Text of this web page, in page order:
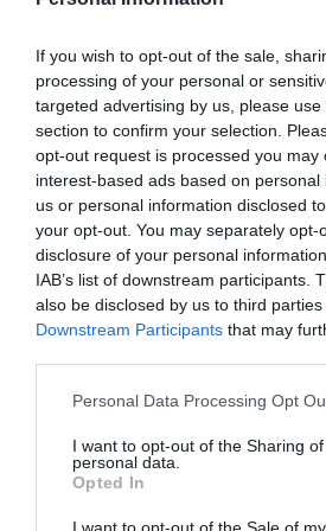
If you wish to opt-out of the sale,
processing of your personal or
targeted advertising by us, please
section to confirm your selection.
opt-out request is processed you may
interest-based ads based on
us or personal information disclosed
your opt-out. You may separately opt-
disclosure of your personal
IAB’s list of downstream participants.
also be disclosed by us to third
Downstream Participants that may
Please note that this website/app
not limited to your visit or usage
grant or deny consent to Google and
use your data for below specified
consent section.
Personal Data Processing Opt
I want to opt-out of the Sharing
personal data.
Opted In
I want to opt-out of the Sale of my
ÇA PEUT AUSSI VOUS